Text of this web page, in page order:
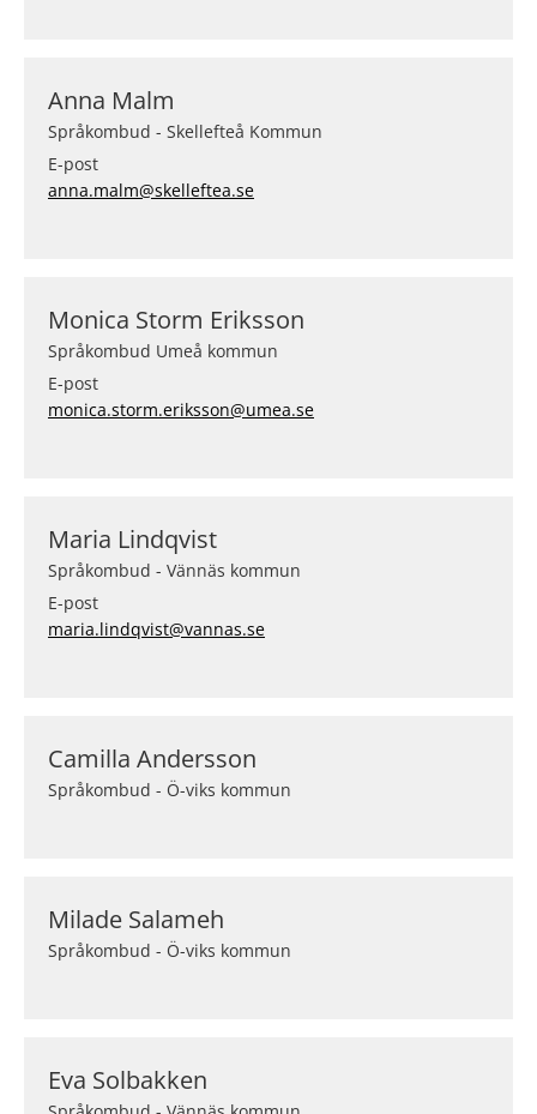
Anna Malm
Språkombud - Skellefteå Kommun
E-post
anna.malm@skelleftea.se
Monica Storm Eriksson
Språkombud Umeå kommun
E-post
monica.storm.eriksson@umea.se
Maria Lindqvist
Språkombud - Vännäs kommun
E-post
maria.lindqvist@vannas.se
Camilla Andersson
Språkombud - Ö-viks kommun
Milade Salameh
Språkombud - Ö-viks kommun
Eva Solbakken